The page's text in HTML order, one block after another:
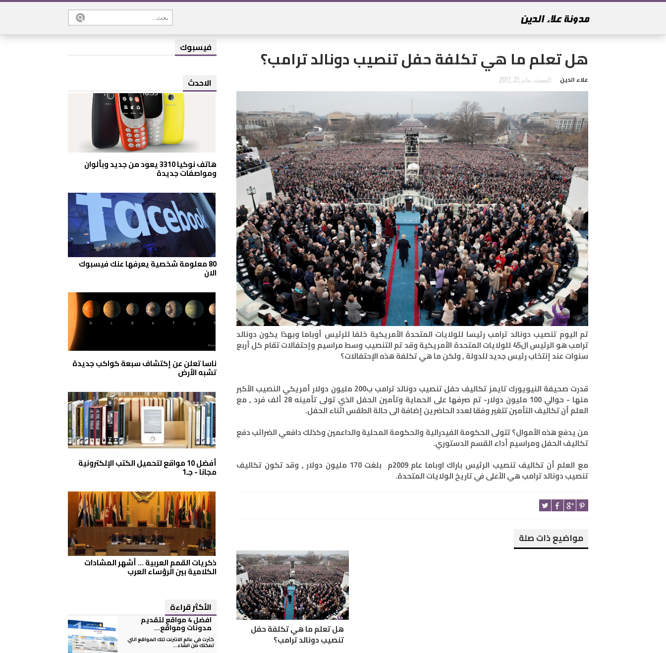
هل تعلم ما هي تكلفة حفل تنصيب دونالد ترامب؟
علاء الدين السبت, يناير 21, 2017
تم اليوم تنصيب دونالد ترامب رئيسا للولايات المتحدة الأمريكية خلفا للرئيس أوباما وبهذا يكون دونالد
ترامب هو الرئيس ال45 للولايات المتحدة الأمريكية وقد تم التنصيب وسط مراسيم وإحتفالات تقام كل أربع
سنوات عند إنتخاب رئيس جديد للدولة , ولكن ما هي تكلفة هذه الإحتفالات؟
قدرت صحيفة النيويورك تايمز تكاليف حفل تنصيب دونالد ترامب ب200 مليون دولار أمريكي النصيب الأكبر
منها - حوالي 100 مليون دولار- تم صرفها على الحماية وتأمين الحفل الذي تولى تأمينه 28 ألف فرد , مع
العلم أن تكاليف التأمين تتغير وفقا لعدد الحاضرين إضافة الى حالة الطقس اثناء الحفل.
من يدفع هذه الأموال؟ تتولى الحكومة الفيدرالية والحكومة المحلية والداعمين وكذلك دافعي الضرائب دفع
تكاليف الحفل ومراسيم أداء القسم الدستوري.
مع العلم أن تكاليف تنصيب الرئيس باراك اوباما عام 2009م بلغت 170 مليون دولار , وقد تكون تكاليف
تنصيب دونالد ترامب هي الأعلى في تاريخ الولايات المتحدة.
مواضيع ذات صلة
هل تعلم ما هي تكلفة حفل
تنصيب دونالد ترامب؟
فيسبوك
الاحدث
هاتف نوكيا 3310 يعود من جديد وبألوان
ومواصفات جديدة
80 معلومة شخصية يعرفها عنك فيسبوك
الان
ناسا تعلن عن إكتشاف سبعة كواكب جديدة
تشبه الأرض
أفضل 10 مواقع لتحميل الكتب الإلكترونية
مجانا - جـ1
ذكريات القمم العربية ... أشهر المشادات
الكلامية بين الرؤساء العرب
الأكثر قراءة
افضل 4 مواقع لتقديم
مدونات ومواقع...
كثرت في عالم الانترنت تلك المواقع التي
تمكنك من انشاء...